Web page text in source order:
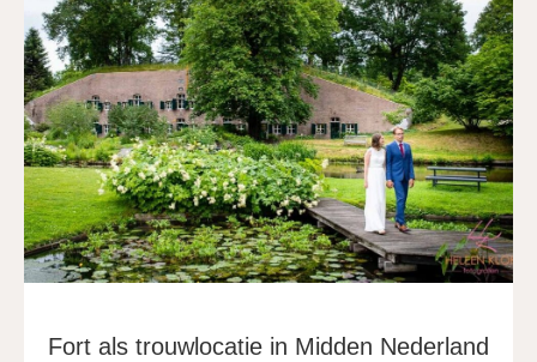
Fort als trouwlocatie in Midden Nederland